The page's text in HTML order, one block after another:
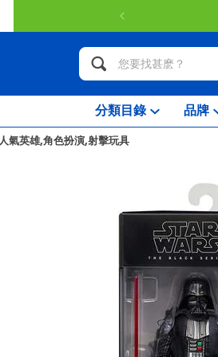
分類目錄 品牌
人氣英雄,角色扮演,射擊玩具